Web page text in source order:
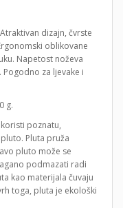
dizajn, čvrste
oblikovane
Napetost noževa
za ljevake i
g.
poznatu,
Pluta pruža
pluto može se
podmazati radi
kao materijala čuvaju
toga, pluta je ekološki